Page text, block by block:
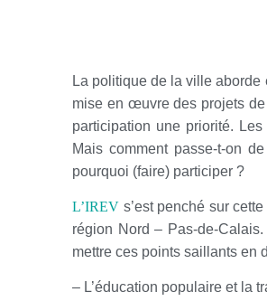
La politique de la ville aborde
mise en œuvre des projets
participation une priorité.
Mais comment passe-t-on
pourquoi (faire) participer ?
L’IREV s’est penché sur
région Nord – Pas-de-
mettre ces points saillants en
– L’éducation populaire et la